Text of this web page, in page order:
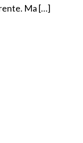
Ma […]